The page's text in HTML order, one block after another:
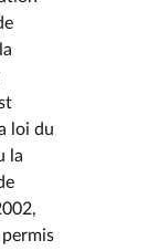
loi du
la